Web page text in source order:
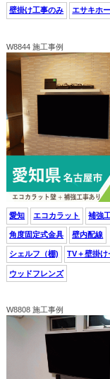
壁掛け工事のみ エサキホ
W8844 施工事例
愛知 エコカラット 補強
角度固定式金具 壁内配線
シェルフ（棚) TV＋壁掛け
ウッドフレンズ
W8808 施工事例